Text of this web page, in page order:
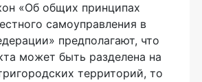
«Об общих принципах
самоуправления в
предполагают, что
может быть разделена на
территорий, то